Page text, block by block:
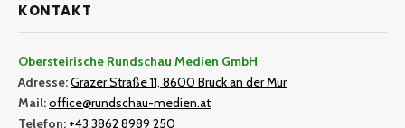
KONTAKT
Obersteirische Rundschau Medien GmbH
Adresse:Grazer Straße 11, 8600 Bruck an der Mur
Mail:office@rundschau-medien.at
Telefon: +43 3862 8989 250